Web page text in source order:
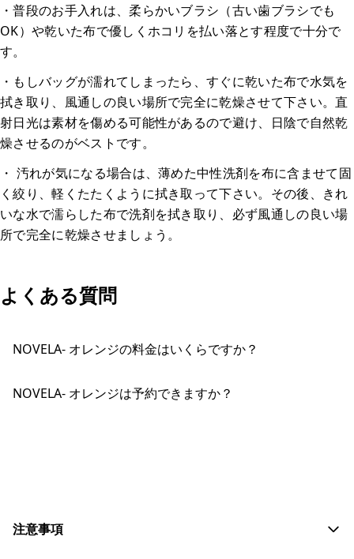
・普段のお手入れは、柔らかいブラシ（古い歯ブラシでも
OK）や乾いた布で優しくホコリを払い落とす程度で十分で
す。
・もしバッグが濡れてしまったら、すぐに乾いた布で水気を
拭き取り、風通しの良い場所で完全に乾燥させて下さい。直
射日光は素材を傷める可能性があるので避け、日陰で自然乾
燥させるのがベストです。
・ 汚れが気になる場合は、薄めた中性洗剤を布に含ませて固
く絞り、軽くたたくように拭き取って下さい。その後、きれ
いな水で濡らした布で洗剤を拭き取り、必ず風通しの良い場
所で完全に乾燥させましょう。
よくある質問
NOVELA- オレンジの料金はいくらですか？
NOVELA- オレンジは予約できますか？
注意事項